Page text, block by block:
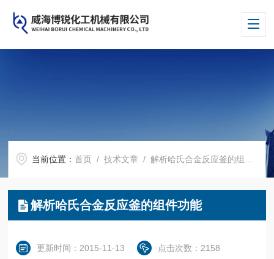
当前位置：首页 /技术文章 / 解析哈氏合金反应釜的组件功能
解析哈氏合金反应釜的组件功能
更新时间：2015-11-13 点击次数：2158